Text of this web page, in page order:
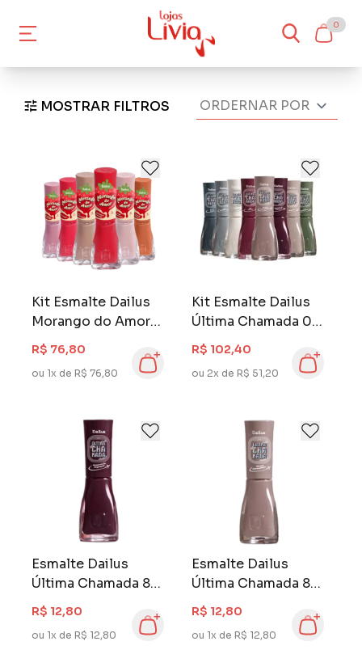
0
MOSTRAR FILTROS
Kit Esmalte Dailus
Morango do Amor
06 Cores
R$ 76,80
ou 1x de R$ 76,80
Kit Esmalte Dailus
Última Chamada 08
Cores
R$ 102,40
ou 2x de R$ 51,20
Esmalte Dailus
Última Chamada 8
ml Excesso de
Bagagem
R$ 12,80
ou 1x de R$ 12,80
Esmalte Dailus
Última Chamada 8
ml Férias
Parceladas
R$ 12,80
ou 1x de R$ 12,80